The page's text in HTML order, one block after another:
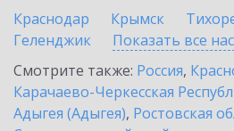
Краснодар
Крымск
Геленджик
Показать все
Смотрите также: Россия,
Карачаево-Черкесская
Адыгея (Адыгея), Ростовская